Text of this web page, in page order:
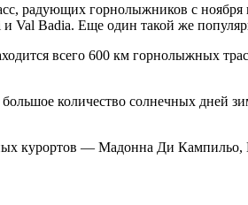
радующих горнолыжников с
Val Badia. Еще один такой же
всего 600 км горнолыжных
количество солнечных дней
курортов — Мадонна Ди Кампильо,